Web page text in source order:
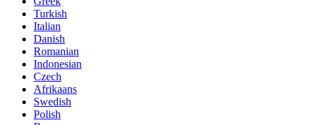
Turkish
Italian
Danish
Romanian
Indonesian
Czech
Afrikaans
Swedish
Polish